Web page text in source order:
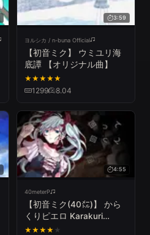
3:59
ヨルシカ / n-buna Official
【初音ミク】 ウミユリ海
底譚 【オリジナル曲】
★★★★★
1299 8.04
4:55
40meterP
【初音ミク(40㍍)】 から
くりピエロ Karakuri
Pierrot【オリジナル】
★★★★ ★